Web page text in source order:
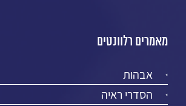
מאמרים רלוונטים
אבהות
הסדרי ראיה